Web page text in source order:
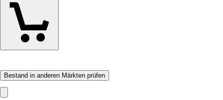
Bestand in anderen Märkten prüfen